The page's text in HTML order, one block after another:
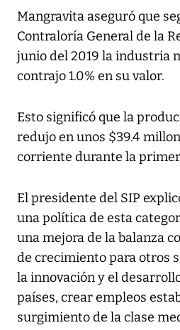
Mangravita aseguró que
Contraloría General de la
junio del 2019 la industria
contrajo 1.0% en su valor.
Esto significó que la
redujo en unos $39.4
corriente durante la
El presidente del SIP
una política de esta
una mejora de la balanza
de crecimiento para otros
la innovación y el
países, crear empleos
surgimiento de la clase